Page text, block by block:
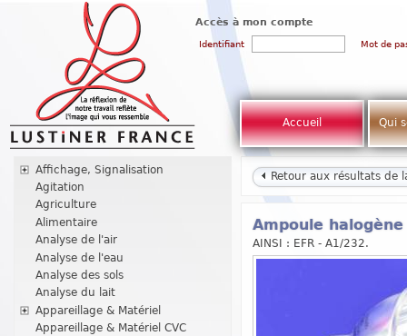
Accès à mon compte
Identifiant Mot de
Accueil Qui
Affichage, Signalisation
Agitation
Agriculture
Alimentaire
Analyse de l'air
Analyse de l'eau
Analyse des sols
Analyse du lait
Appareillage & Matériel
Appareillage & Matériel CVC
Retour aux résultats de
Ampoule
AINSI : EFR - A1/232.